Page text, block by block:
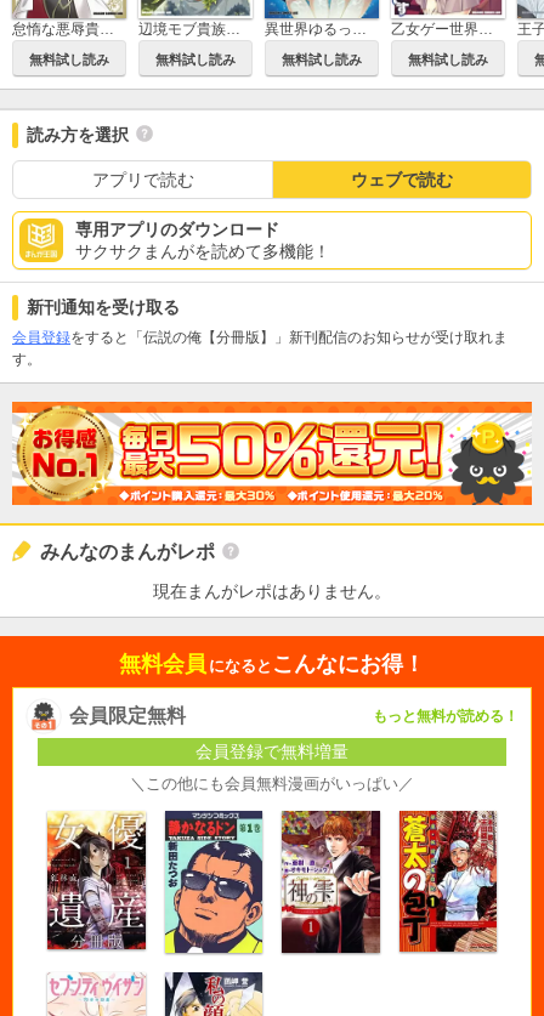
怠惰な悪辱貴族に転生した俺、シナリオをぶっ壊したら規格外の魔力で最凶になった
無料試し読み
辺境モブ貴族のウチに嫁いできた悪役令嬢が、めちゃくちゃできる良い嫁なんだが？
無料試し読み
異世界ゆるっとサバイバル生活～学校の皆と異世界の無人島に転移したけど俺だけ楽勝です～
無料試し読み
乙女ゲー世界はモブに厳しい世界です
無料試し読み
王
読み方を選択
アプリで読む ウェブで読む
専用アプリのダウンロード
サクサクまんがを読めて多機能！
新刊通知を受け取る
会員登録をすると「伝説の俺【分冊版】」新刊配信のお知らせが受け取れま
す。
みんなのまんがレポ
現在まんがレポはありません。
無料会員 になると こんなにお得！
会員限定無料 もっと無料が読める！
会員登録で無料増量
＼この他にも会員無料漫画がいっぱい／